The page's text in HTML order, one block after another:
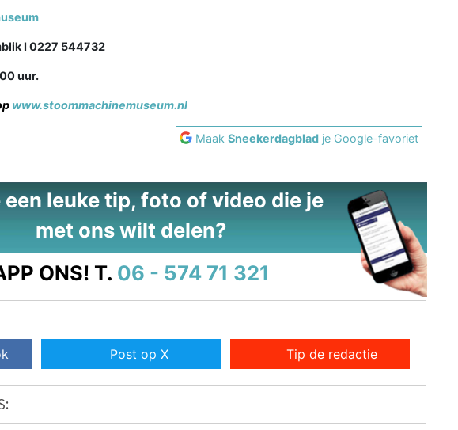
I 0227 544732
uur.
www.stoommachinemuseum.nl
MaakSneekerdagblad je Google-favoriet
een leuke tip, foto of video die je
met ons wilt delen?
ONS! T. 06 - 574 71 321
Post op X Tip de redactie